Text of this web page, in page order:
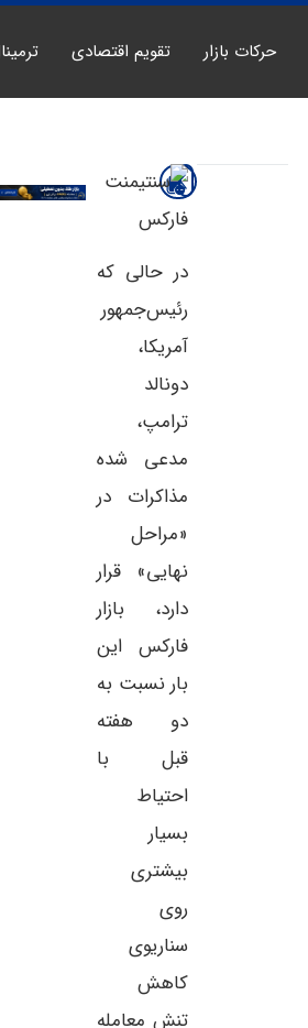
حرکات بازار تقویم اقتصادی
در حالی که
رئیس‌جمهور
آمریکا،
دونالد
ترامپ،
مدعی شده
مذاکرات در
«مراحل
نهایی» قرار
دارد، بازار
فارکس این
بار نسبت به
دو هفته
قبل با
احتیاط
بسیار
بیشتری
روی
سناریوی
کاهش
تنش معامله